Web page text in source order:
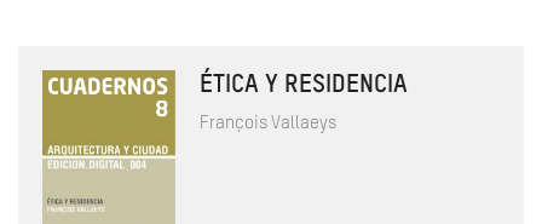
ÉTICA Y RESIDENCIA
François Vallaeys